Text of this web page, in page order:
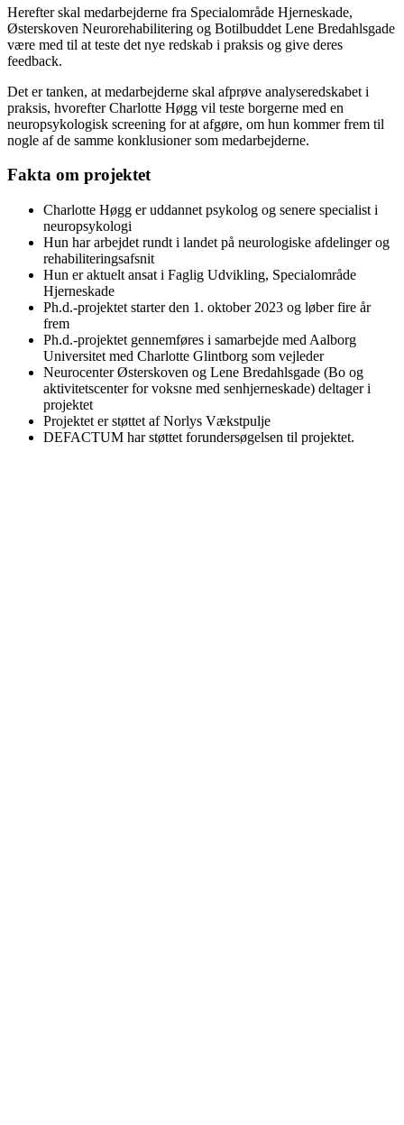
Herefter skal medarbejderne fra Specialområde Hjerneskade,
Østerskoven Neurorehabilitering og Botilbuddet Lene Bredahlsgade
være med til at teste det nye redskab i praksis og give deres
feedback.
Det er tanken, at medarbejderne skal afprøve analyseredskabet i
praksis, hvorefter Charlotte Høgg vil teste borgerne med en
neuropsykologisk screening for at afgøre, om hun kommer frem til
nogle af de samme konklusioner som medarbejderne.
Fakta om projektet
Charlotte Høgg er uddannet psykolog og senere specialist i
neuropsykologi
Hun har arbejdet rundt i landet på neurologiske afdelinger og
rehabiliteringsafsnit
Hun er aktuelt ansat i Faglig Udvikling, Specialområde
Hjerneskade
Ph.d.-projektet starter den 1. oktober 2023 og løber fire år
frem
Ph.d.-projektet gennemføres i samarbejde med Aalborg
Universitet med Charlotte Glintborg som vejleder
Neurocenter Østerskoven og Lene Bredahlsgade (Bo og
aktivitetscenter for voksne med senhjerneskade) deltager i
projektet
Projektet er støttet af Norlys Vækstpulje
DEFACTUM har støttet forundersøgelsen til projektet.